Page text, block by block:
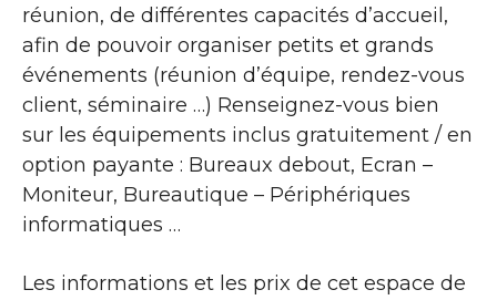
réunion, de différentes capacités d’accueil,
afin de pouvoir organiser petits et grands
événements (réunion d’équipe, rendez-vous
client, séminaire …) Renseignez-vous bien
sur les équipements inclus gratuitement / en
option payante : Bureaux debout, Ecran –
Moniteur, Bureautique – Périphériques
informatiques …
Les informations et les prix de cet espace de